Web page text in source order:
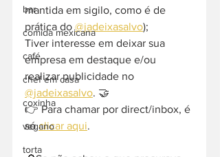
bar
comida mexicana
café
chef em casa
coxinha
vegano
torta
mantida em sigilo, como é de
prática do @jadeixasalvo);
Tiver interesse em deixar sua
empresa em destaque e/ou
realizar publicidade no
@jadeixasalvo. 🤝
👉 Para chamar por direct/inbox, é
só clicar aqui.